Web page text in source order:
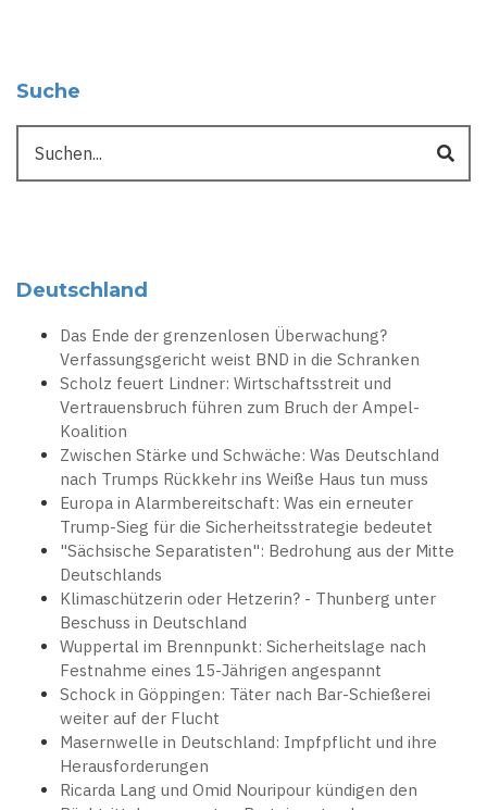
Suche
Deutschland
Das Ende der grenzenlosen Überwachung?
Verfassungsgericht weist BND in die Schranken
Scholz feuert Lindner: Wirtschaftsstreit und
Vertrauensbruch führen zum Bruch der Ampel-
Koalition
Zwischen Stärke und Schwäche: Was Deutschland
nach Trumps Rückkehr ins Weiße Haus tun muss
Europa in Alarmbereitschaft: Was ein erneuter
Trump-Sieg für die Sicherheitsstrategie bedeutet
"Sächsische Separatisten": Bedrohung aus der Mitte
Deutschlands
Klimaschützerin oder Hetzerin? - Thunberg unter
Beschuss in Deutschland
Wuppertal im Brennpunkt: Sicherheitslage nach
Festnahme eines 15-Jährigen angespannt
Schock in Göppingen: Täter nach Bar-Schießerei
weiter auf der Flucht
Masernwelle in Deutschland: Impfpflicht und ihre
Herausforderungen
Ricarda Lang und Omid Nouripour kündigen den